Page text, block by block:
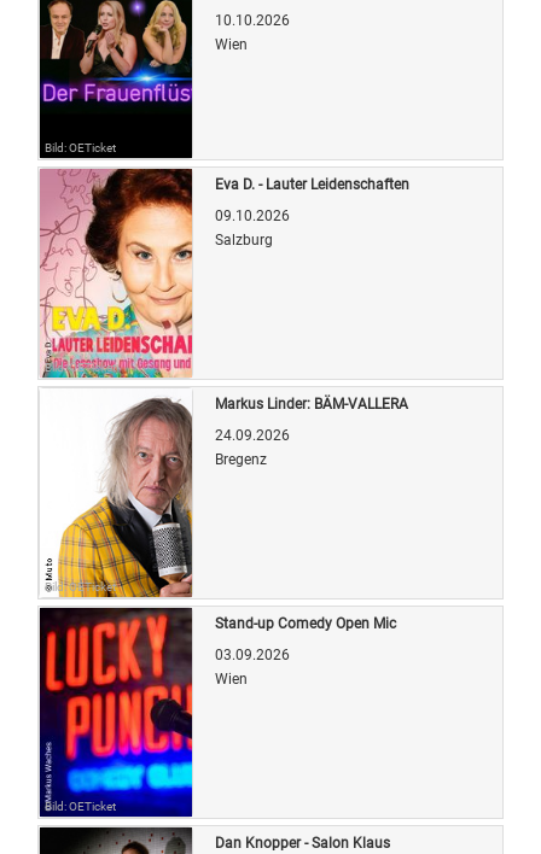
Bild: OETicket
10.10.2026
Wien
Bild: OETicket
Eva D. - Lauter Leidenschaften
09.10.2026
Salzburg
Bild: OETicket
Markus Linder: BÄM-VALLERA
24.09.2026
Bregenz
Bild: OETicket
Stand-up Comedy Open Mic
03.09.2026
Wien
Dan Knopper - Salon Klaus